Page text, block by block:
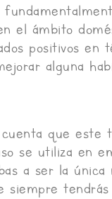
el ámbito
positivos en
alguna
que este
se utiliza en
a ser la
siempre